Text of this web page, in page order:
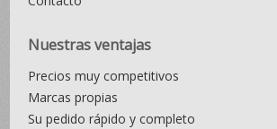
Nuestras ventajas
Precios muy competitivos
Marcas propias
Su pedido rápido y completo